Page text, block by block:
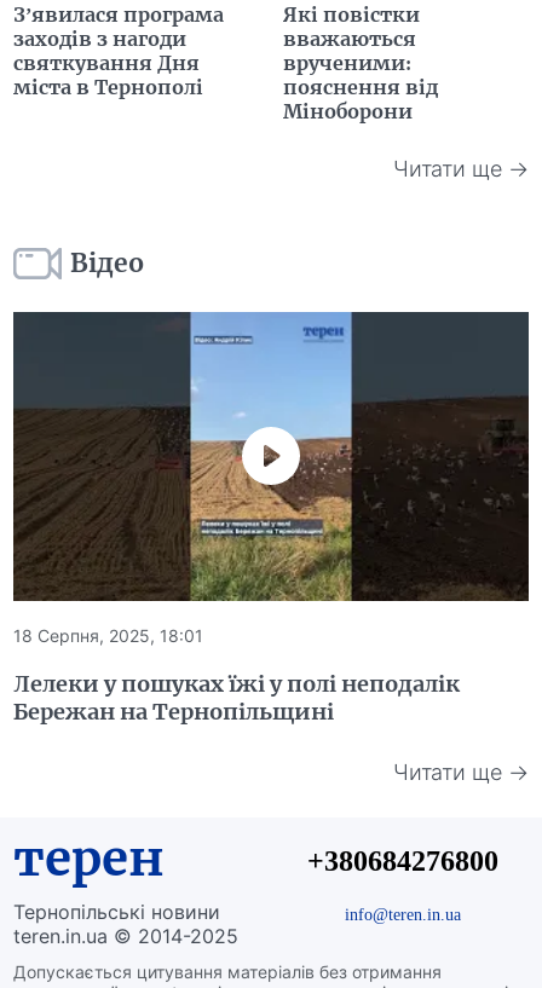
З’явилася програма
заходів з нагоди
святкування Дня
міста в Тернополі
Які повістки
вважаються
врученими:
пояснення від
Міноборони
Читати ще →
Відео
18 Серпня, 2025, 18:01
Лелеки у пошуках їжі у полі неподалік
Бережан на Тернопільщині
Читати ще →
терен
Тернопільські новини
teren.in.ua © 2014-2025
Допускається цитування матеріалів без отримання
+380684276800
info@teren.in.ua